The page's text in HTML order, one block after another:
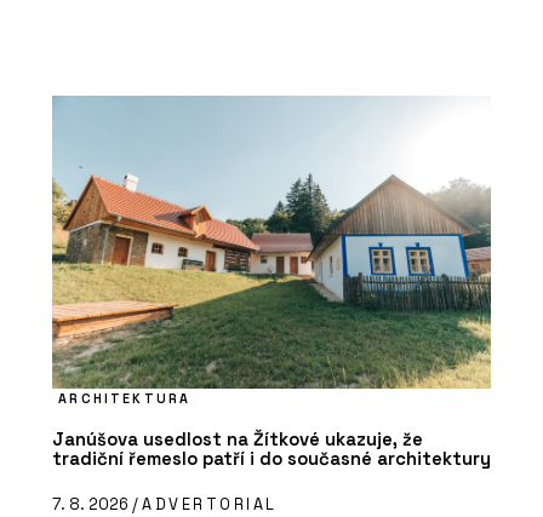
ARCHITEKTURA
Janúšova usedlost na Žítkové ukazuje, že
tradiční řemeslo patří i do současné architektury
7. 8. 2026 /ADVERTORIAL